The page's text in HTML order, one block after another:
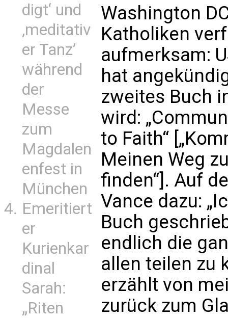
digt‘ und
‚meditativ
er Tanz’
während
der
Messe
zum
Magdalen
enfest in
München
Emeritiert
er
Kurienkar
dinal
Sarah:
„Riten
Washington
Katholiken
aufmerksam:
hat
zweites Buch
wird:
to Faith“
Meinen Weg
finden“]. Auf
Vance dazu:
Buch
endlich die
allen teilen zu
erzählt von
zurück zum